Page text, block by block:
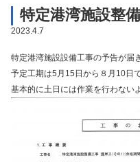
特定港湾施設整
2023.4.7
特定港湾施設設備工事の予告が届
予定工期は5月15日から８月10日
基本的に土日には作業を行わない